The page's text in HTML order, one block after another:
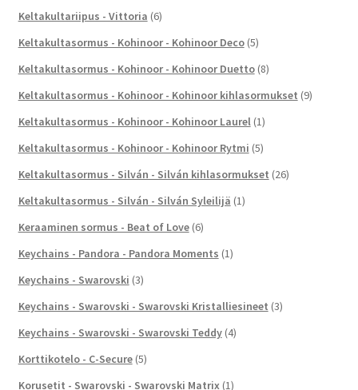
Keltakultariipus - Vittoria (6)
Keltakultasormus - Kohinoor - Kohinoor Deco (5)
Keltakultasormus - Kohinoor - Kohinoor Duetto (8)
Keltakultasormus - Kohinoor - Kohinoor kihlasormukset (9)
Keltakultasormus - Kohinoor - Kohinoor Laurel (1)
Keltakultasormus - Kohinoor - Kohinoor Rytmi (5)
Keltakultasormus - Silván - Silván kihlasormukset (26)
Keltakultasormus - Silván - Silván Syleilijä (1)
Keraaminen sormus - Beat of Love (6)
Keychains - Pandora - Pandora Moments (1)
Keychains - Swarovski (3)
Keychains - Swarovski - Swarovski Kristalliesineet (3)
Keychains - Swarovski - Swarovski Teddy (4)
Korttikotelo - C-Secure (5)
Korusetit - Swarovski - Swarovski Matrix (1)